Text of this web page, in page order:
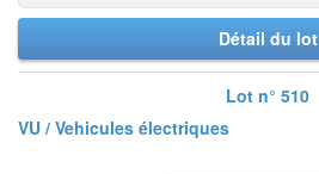
Détail du lot
Lot n° 510
VU / Vehicules électriques